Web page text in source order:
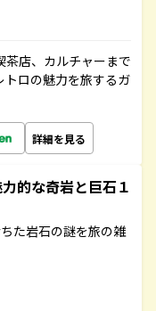
店、カルチャーまで
ロの魅力を旅するガ
詳細を見る
的な奇岩と巨石１
た岩石の謎を旅の雑